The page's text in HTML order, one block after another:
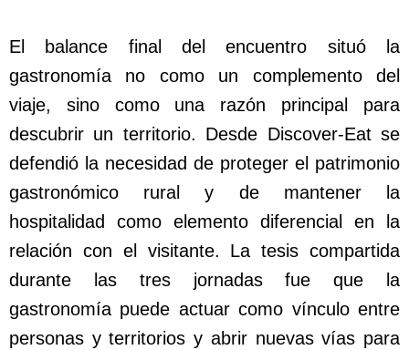
El balance final del encuentro situó la
gastronomía no como un complemento del
viaje, sino como una razón principal para
descubrir un territorio. Desde Discover-Eat se
defendió la necesidad de proteger el patrimonio
gastronómico rural y de mantener la
hospitalidad como elemento diferencial en la
relación con el visitante. La tesis compartida
durante las tres jornadas fue que la
gastronomía puede actuar como vínculo entre
personas y territorios y abrir nuevas vías para